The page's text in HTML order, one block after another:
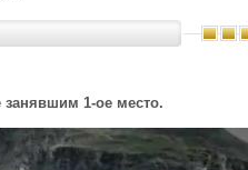
1-ое место.